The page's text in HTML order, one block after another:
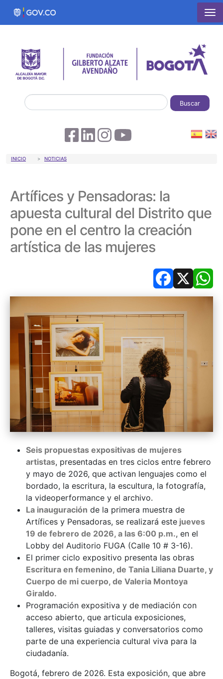
Pasar al contenido principal
Buscar
Sobrescribir enlaces de ayuda a la
INICIO NOTICIAS
Artífices y Pensadoras: la
apuesta cultural del Distrito que
pone en el centro la creación
artística de las mujeres
Facebook
X
Seis propuestas expositivas de mujeres
artistas, presentadas en tres ciclos entre febrero
y mayo de 2026, que activan lenguajes como el
bordado, la escritura, la escultura, la fotografía,
la videoperformance y el archivo.
La inauguración de la primera muestra de
Artífices y Pensadoras, se realizará este jueves
19 de febrero de 2026, a las 6:00 p.m., en el
Lobby del Auditorio FUGA (Calle 10 # 3-16).
El primer ciclo expositivo presenta las obras
Escritura en femenino, de Tania Liliana Duarte, y
Cuerpo de mi cuerpo, de Valeria Montoya
Giraldo.
Programación expositiva y de mediación con
acceso abierto, que articula exposiciones,
talleres, visitas guiadas y conversatorios como
parte de una experiencia cultural viva para la
ciudadanía.
Bogotá, febrero de 2026. Esta exposición, que abre